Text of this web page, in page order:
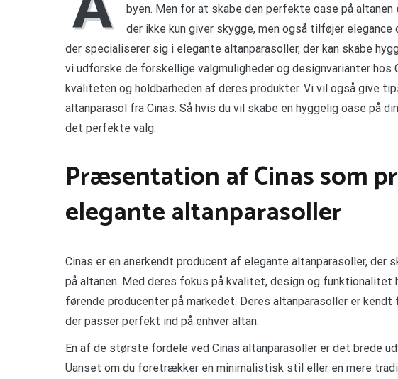
byen. Men for at skabe den perfekte oase på
der ikke kun giver skygge, men også tilføjer
der specialiserer sig i elegante altanparasoller, der kan skabe
vi udforske de forskellige valgmuligheder og designvarianter hos
kvaliteten og holdbarheden af deres produkter. Vi vil også give
altanparasol fra Cinas. Så hvis du vil skabe en hyggelig oase på
det perfekte valg.
Præsentation af Cinas som
elegante altanparasoller
Cinas er en anerkendt producent af elegante altanparasoller,
på altanen. Med deres fokus på kvalitet, design og funktionalitet
førende producenter på markedet. Deres altanparasoller er
der passer perfekt ind på enhver altan.
En af de største fordele ved Cinas altanparasoller er det brede
Uanset om du foretrækker en minimalistisk stil eller en mere